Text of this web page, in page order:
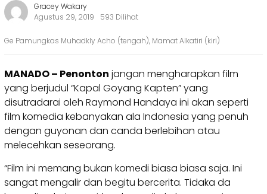
Gracey Wakary
Agustus 29, 2019
593 Dilihat
Ge Pamungkas Muhadkly Acho (tengah), Mamat Alkatiri (kiri)
MANADO – Penonton jangan mengharapkan film
yang berjudul “Kapal Goyang Kapten” yang
disutradarai oleh Raymond Handaya ini akan seperti
film komedia kebanyakan ala Indonesia yang penuh
dengan guyonan dan canda berlebihan atau
melecehkan seseorang.
“Film ini memang bukan komedi biasa biasa saja. Ini
sangat mengalir dan begitu bercerita. Tidaka da